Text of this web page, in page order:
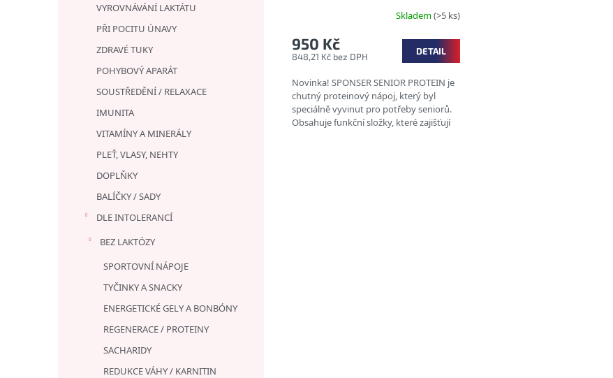
VYROVNÁVÁNÍ LAKTÁTU
PŘI POCITU ÚNAVY
ZDRAVÉ TUKY
POHYBOVÝ APARÁT
SOUSTŘEDĚNÍ / RELAXACE
IMUNITA
VITAMÍNY A MINERÁLY
PLEŤ, VLASY, NEHTY
DOPLŇKY
BALÍČKY / SADY
DLE INTOLERANCÍ
BEZ LAKTÓZY
SPORTOVNÍ NÁPOJE
TYČINKY A SNACKY
ENERGETICKÉ GELY A BONBÓNY
REGENERACE / PROTEINY
SACHARIDY
REDUKCE VÁHY / KARNITIN
Skladem(>5 ks)
848,21 Kč bez DPH
950 Kč DETAIL
Novinka! SPONSER SENIOR PROTEIN je
chutný proteinový nápoj, který byl
speciálně vyvinut pro potřeby seniorů.
Obsahuje funkční složky, které zajišťují